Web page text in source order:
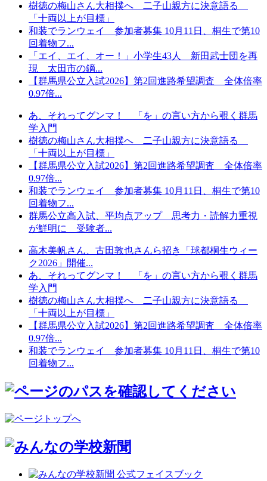
樹徳の梅山さん大相撲へ 二子山親方に決意語る
「十両以上が目標」
和装でランウェイ 参加者募集 10月11日、桐生で第10
回着物フ...
「エイ、エイ、オー！」小学生43人 新田武士団を再
現 太田市の鏑...
【群馬県公立入試2026】第2回進路希望調査 全体倍率
0.97倍...
あ、それってグンマ！ 「を」の言い方から覗く群馬
学入門
樹徳の梅山さん大相撲へ 二子山親方に決意語る
「十両以上が目標」
【群馬県公立入試2026】第2回進路希望調査 全体倍率
0.97倍...
和装でランウェイ 参加者募集 10月11日、桐生で第10
回着物フ...
群馬公立高入試、平均点アップ 思考力・読解力重視
が鮮明に 受験者...
高木美帆さん、古田敦也さんら招き「球都桐生ウィー
ク2026」開催...
あ、それってグンマ！ 「を」の言い方から覗く群馬
学入門
樹徳の梅山さん大相撲へ 二子山親方に決意語る
「十両以上が目標」
【群馬県公立入試2026】第2回進路希望調査 全体倍率
0.97倍...
和装でランウェイ 参加者募集 10月11日、桐生で第10
回着物フ...